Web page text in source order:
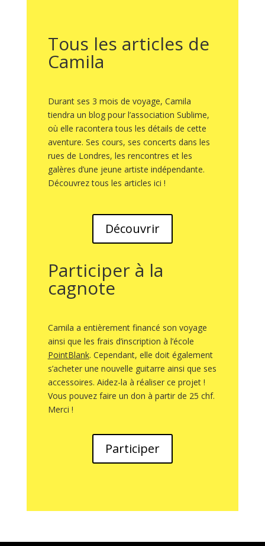
Tous les articles de
Camila
Durant ses 3 mois de voyage, Camila
tiendra un blog pour l’association Sublime,
où elle racontera tous les détails de cette
aventure. Ses cours, ses concerts dans les
rues de Londres, les rencontres et les
galères d’une jeune artiste indépendante.
Découvrez tous les articles ici !
Découvrir
Participer à la
cagnote
Camila a entièrement financé son voyage
ainsi que les frais d’inscription à l’école
PointBlank. Cependant, elle doit également
s’acheter une nouvelle guitarre ainsi que ses
accessoires. Aidez-la à réaliser ce projet !
Vous pouvez faire un don à partir de 25 chf.
Merci !
Participer